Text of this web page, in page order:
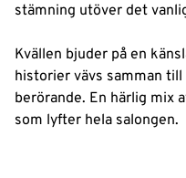
stämning utöver det
Kvällen bjuder på en
historier vävs samman
berörande. En härlig mix
som lyfter hela salongen.